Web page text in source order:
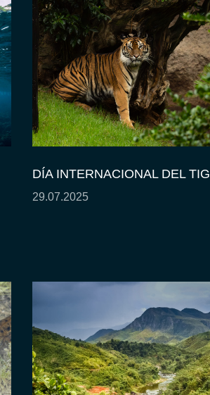
DÍA INTERNACIONAL DEL
29.07.2025